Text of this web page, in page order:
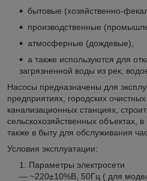
бытовые (хозяйственно-
производственные
атмосферные (дождевые),
а также используются для
загрязненной воды из рек,
Насосы предназначены для
предприятиях, городских
канализационных станциях,
сельскохозяйственных объектах,
также в быту для обслуживания
Условия эксплуатации:
Параметры электросети
— ~220±10%В, 50Гц ( для